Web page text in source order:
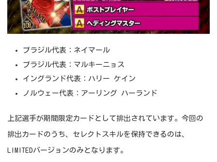
ブラジル代表：ネイマール
ブラジル代表：マルキーニョス
イングランド代表：ハリー ケイン
ノルウェー代表：アーリング ハーランド
上記選手が期間限定カードとして排出されています。今回の
排出カードのうち、セレクトスキルを保持できるのは、
LIMITEDバージョンのみとなります。